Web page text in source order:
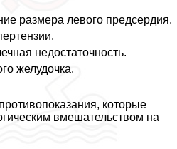
размера левого предсердия.
недостаточность.
желудочка.
которые
вмешательством на